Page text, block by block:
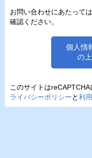
お問い合わせにあたっては
確認ください。
個人情
の
このサイトは
ライバシーポリシーと利